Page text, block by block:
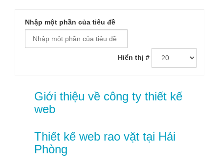
Nhập một phần của tiêu đề
Hiển thị #
Giới thiệu về công ty thiết kế
web
Thiết kế web rao vặt tại Hải
Phòng